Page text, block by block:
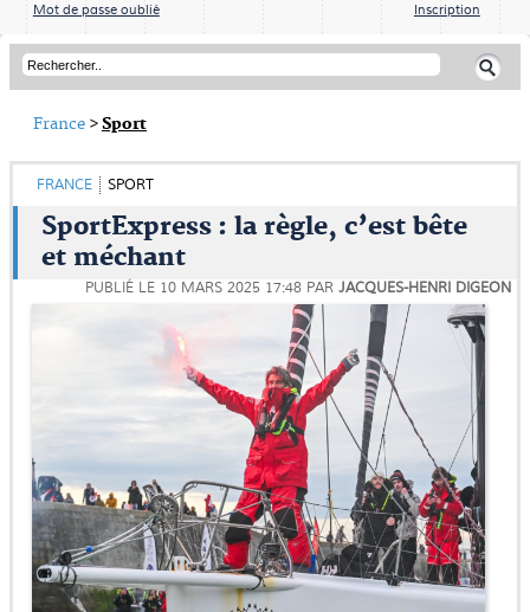
Mot de passe oublié Inscription
France >Sport
FRANCE SPORT
SportExpress : la règle, c’est bête
et méchant
PUBLIÉ LE 10 MARS 2025 17:48 PAR JACQUES-HENRI DIGEON